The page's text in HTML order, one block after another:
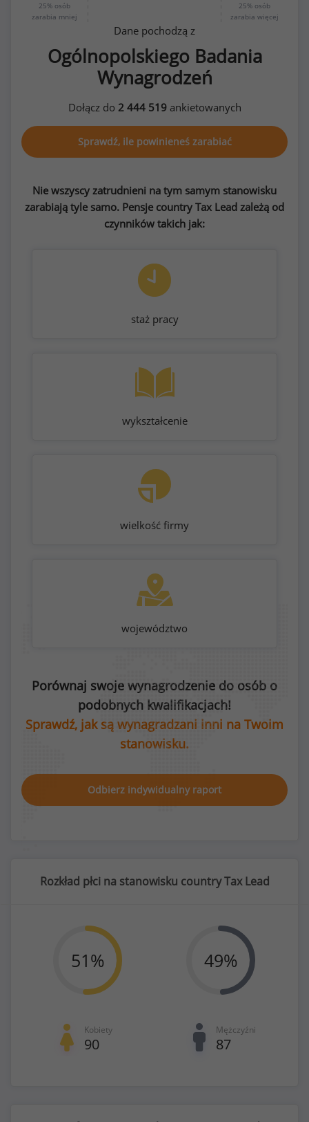
25% osób
zarabia mniej
25% osób
zarabia więcej
Dane pochodzą z
Ogólnopolskiego Badania
Wynagrodzeń
Dołącz do 2 444 519ankietowanych
Sprawdź, ile powinieneś zarabiać
Nie wszyscy zatrudnieni na tym samym stanowisku
zarabiają tyle samo. Pensje country Tax Lead zależą od
czynników takich jak:
staż pracy
wykształcenie
wielkość firmy
województwo
Porównaj swoje wynagrodzenie do osób o
podobnych kwalifikacjach!
Sprawdź, jak są wynagradzani inni na Twoim
stanowisku.
Odbierz indywidualny raport
Rozkład płci na stanowisku country Tax Lead
51%
Kobiety
90
49%
Mężczyźni
87